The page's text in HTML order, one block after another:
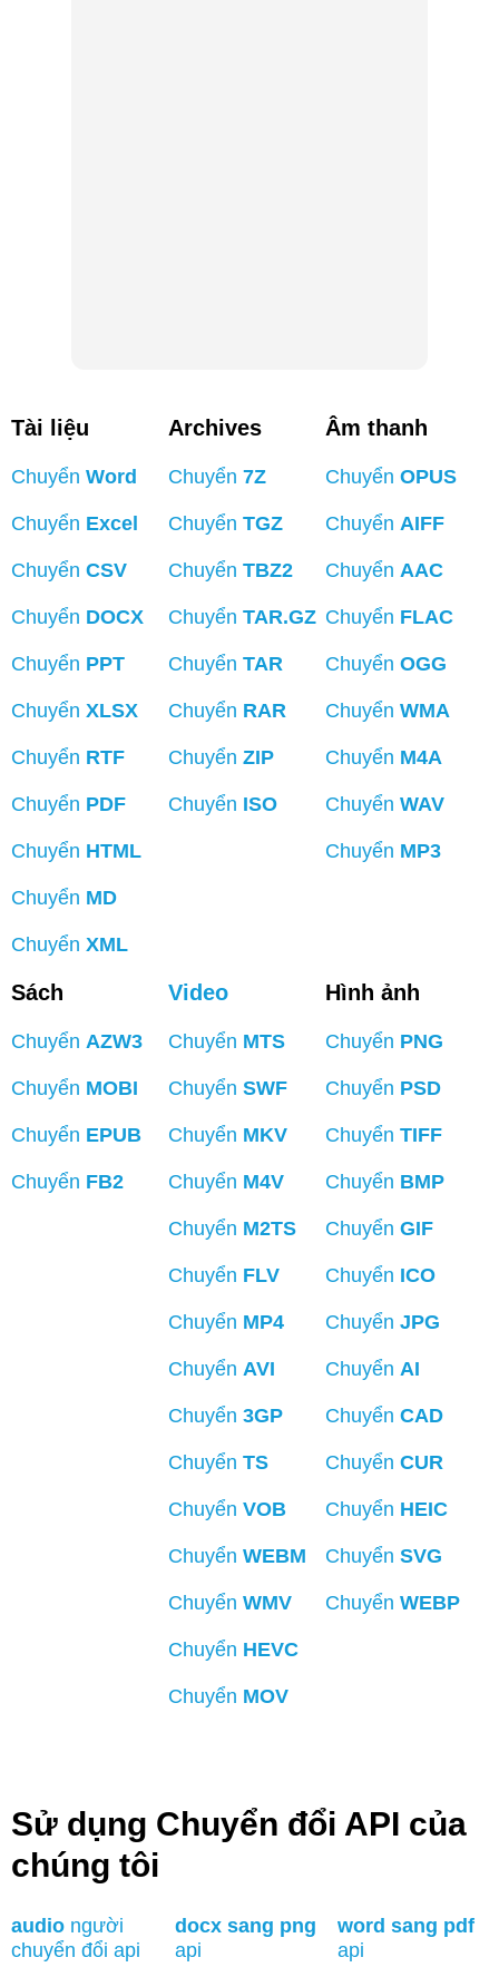
Tài liệu
Chuyển Word
Chuyển Excel
Chuyển CSV
Chuyển DOCX
Chuyển PPT
Chuyển XLSX
Chuyển RTF
Chuyển PDF
Chuyển HTML
Chuyển MD
Chuyển XML
Archives
Chuyển7Z
ChuyểnTGZ
ChuyểnTBZ2
ChuyểnTAR.GZ
ChuyểnTAR
Chuyển RAR
ChuyểnZIP
Chuyển ISO
Âm thanh
ChuyểnOPUS
ChuyểnAIFF
ChuyểnAAC
Chuyển FLAC
ChuyểnOGG
ChuyểnWMA
Chuyển M4A
ChuyểnWAV
Chuyển MP3
Sách
Chuyển AZW3
Chuyển MOBI
Chuyển EPUB
Chuyển FB2
Video
Chuyển MTS
ChuyểnSWF
Chuyển MKV
Chuyển M4V
Chuyển M2TS
Chuyển FLV
Chuyển MP4
ChuyểnAVI
Chuyển3GP
ChuyểnTS
ChuyểnVOB
ChuyểnWEBM
ChuyểnWMV
Chuyển HEVC
Chuyển MOV
Hình ảnh
Chuyển PNG
Chuyển PSD
ChuyểnTIFF
Chuyển BMP
ChuyểnGIF
Chuyển ICO
ChuyểnJPG
ChuyểnAI
ChuyểnCAD
ChuyểnCUR
Chuyển HEIC
ChuyểnSVG
ChuyểnWEBP
Sử dụng Chuyển đổi API của
chúng tôi
audio người
chuyển đổi api
docx sang png
api
word sang pdf
api